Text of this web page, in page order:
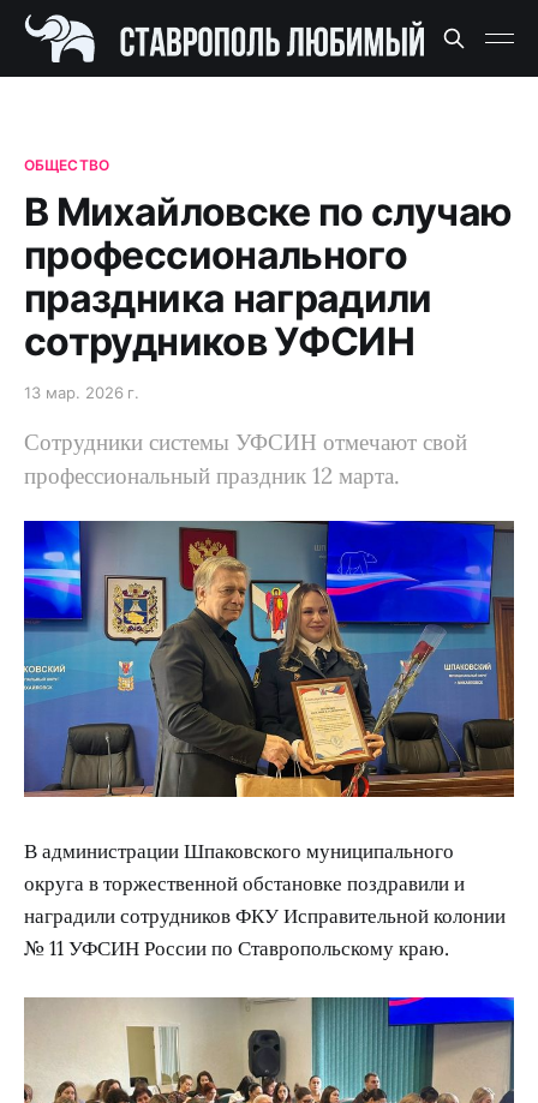
ОБЩЕСТВО
В Михайловске по случаю
профессионального
праздника наградили
сотрудников УФСИН
13 мар. 2026 г.
Сотрудники системы УФСИН отмечают свой
профессиональный праздник 12 марта.
В администрации Шпаковского муниципального
округа в торжественной обстановке поздравили и
наградили сотрудников ФКУ Исправительной колонии
№ 11 УФСИН России по Ставропольскому краю.